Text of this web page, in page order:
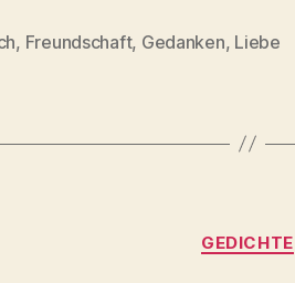
, Freundschaft, Gedanken, Liebe
GEDICHTE